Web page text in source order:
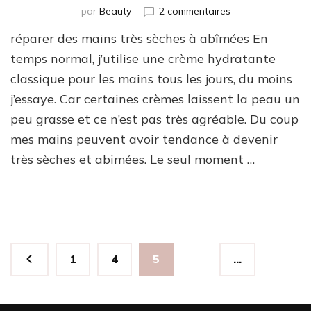
par Beauty 2 commentairessur
abimées
par
lavages
fréquents
réparer des mains très sèches à abîmées En
temps normal, j’utilise une crème hydratante
classique pour les mains tous les jours, du moins
j’essaye. Car certaines crèmes laissent la peau un
peu grasse et ce n’est pas très agréable. Du coup
mes mains peuvent avoir tendance à devenir
très sèches et abimées. Le seul moment …
Pagination
Page
1 …
Page
4 Page
5